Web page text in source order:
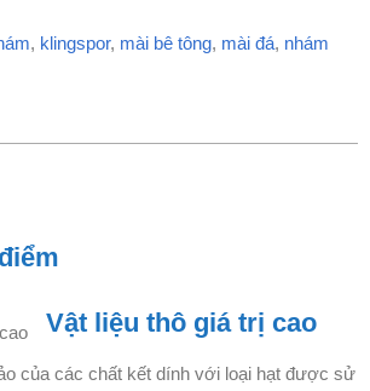
, klingspor, mài bê tông, mài đá, nhám
Vật liệu thô giá trị cao
của các chất kết dính với loại hạt được sử